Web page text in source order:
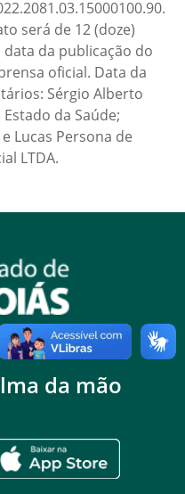
será de 12 (doze)
da publicação do
oficial. Data da
Sérgio Alberto
da Saúde;
Lucas Persona de
LTDA.
da mão